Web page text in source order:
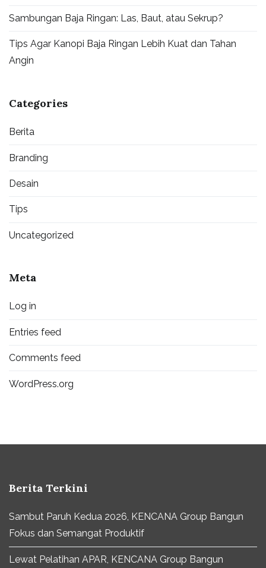
Sambungan Baja Ringan: Las, Baut, atau Sekrup?
Tips Agar Kanopi Baja Ringan Lebih Kuat dan Tahan
Angin
Categories
Berita
Branding
Desain
Tips
Uncategorized
Meta
Log in
Entries feed
Comments feed
WordPress.org
Berita Terkini
Sambut Paruh Kedua 2026, KENCANA Group Bangun
Fokus dan Semangat Produktif
Lewat Pelatihan APAR, KENCANA Group Bangun